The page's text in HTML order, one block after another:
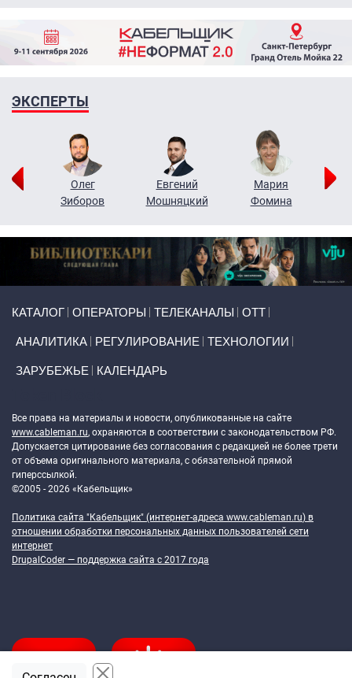
ЭКСПЕРТЫ
Олег
Зиборов
Евгений
Мошняцкий
Мария
Фомина
КАТАЛОГ ОПЕРАТОРЫ ТЕЛЕКАНАЛЫ ОТТ
АНАЛИТИКА РЕГУЛИРОВАНИЕ ТЕХНОЛОГИИ
ЗАРУБЕЖЬЕ КАЛЕНДАРЬ
Все права на материалы и новости, опубликованные на сайте
www.cableman.ru, охраняются в соответствии с законодательством РФ.
Допускается цитирование без согласования с редакцией не более трети
от объема оригинального материала, с обязательной прямой
гиперссылкой.
©2005 - 2026 «Кабельщик»
Политика сайта "Кабельщик" (интернет-адреса www.cableman.ru) в
отношении обработки персональных данных пользователей сети
интернет
DrupalCoder — поддержка сайта c 2017 года